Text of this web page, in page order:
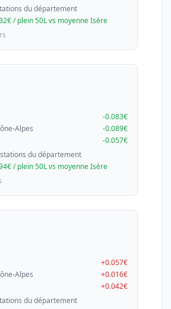
du département
/ plein 50L vs moyenne Isère
-0.083€
Alpes
-0.089€
-0.057€
du département
/ plein 50L vs moyenne Isère
+0.057€
Alpes
+0.016€
+0.042€
du département